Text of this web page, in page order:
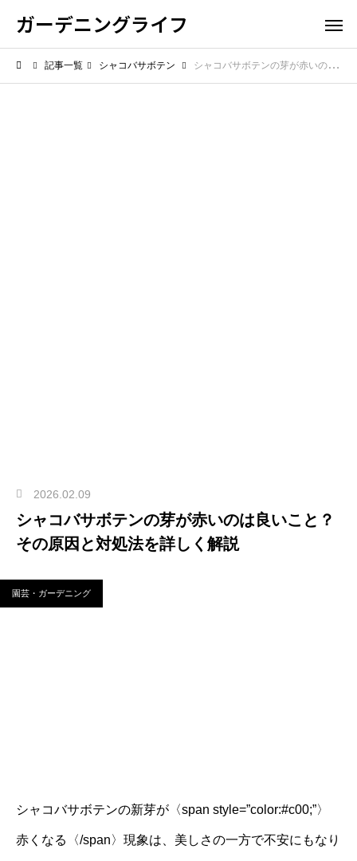
ガーデニングライフ
記事一覧 シャコバサボテン シャコバサボテンの芽が赤いのは良いこと？その原因と対処法を詳しく解説
2026.02.09
シャコバサボテンの芽が赤いのは良いこと？
その原因と対処法を詳しく解説
園芸・ガーデニング
シャコバサボテンの新芽が〈span style=”color:#c00;”〉
赤くなる〈/span〉現象は、美しさの一方で不安にもなり